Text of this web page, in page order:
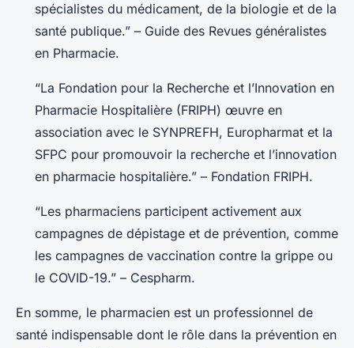
spécialistes du médicament, de la biologie et de la
santé publique.” – Guide des Revues généralistes
en Pharmacie.
“La Fondation pour la Recherche et l’Innovation en
Pharmacie Hospitalière (FRIPH) œuvre en
association avec le SYNPREFH, Europharmat et la
SFPC pour promouvoir la recherche et l’innovation
en pharmacie hospitalière.” – Fondation FRIPH.
“Les pharmaciens participent activement aux
campagnes de dépistage et de prévention, comme
les campagnes de vaccination contre la grippe ou
le COVID-19.” – Cespharm.
En somme, le pharmacien est un professionnel de
santé indispensable dont le rôle dans la prévention en